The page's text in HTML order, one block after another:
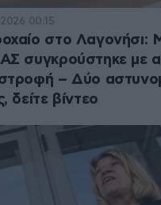
00:15
στο Λαγονήσι:
συγκρούστηκε με
– Δύο
δείτε βίντεο